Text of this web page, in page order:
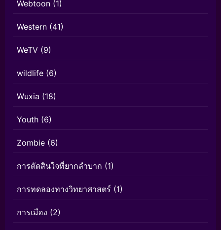
Webtoon (1)
Western (41)
WeTV (9)
wildlife (6)
Wuxia (18)
Youth (6)
Zombie (6)
การตัดสินใจที่ยากลำบาก (1)
การทดลองทางวิทยาศาสตร์ (1)
การเมือง (2)